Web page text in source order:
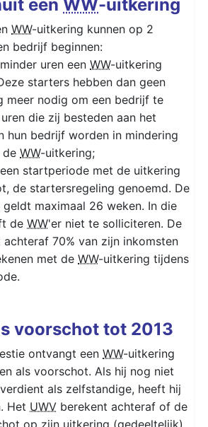
een WW-uitkering
WW-uitkering kunnen op 2
bedrijf beginnen:
uren een WW-uitkering
starters hebben dan geen
meer nodig om een bedrijf te
die zij besteden aan het
hun bedrijf worden in mindering
de WW-uitkering;
startperiode met de uitkering
de startersregeling genoemd. De
maximaal 26 weken. In die
de WW'er niet te solliciteren. De
70% van zijn inkomsten
met de WW-uitkering tijdens
voorschot tot 2013
ontvangt een WW-uitkering
als voorschot. Als hij nog niet
als zelfstandige, heeft hij
Het UWV berekent achteraf of de
op zijn uitkering (gedeeltelijk)